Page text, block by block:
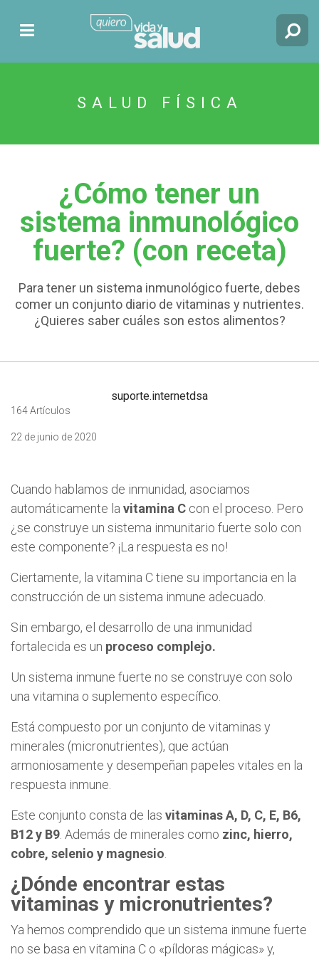
SALUD FÍSICA
¿Cómo tener un
sistema inmunológico
fuerte? (con receta)
Para tener un sistema inmunológico fuerte, debes
comer un conjunto diario de vitaminas y nutrientes.
¿Quieres saber cuáles son estos alimentos?
suporte.internetdsa
164 Artículos
22 de junio de 2020
Cuando hablamos de inmunidad, asociamos
automáticamente la vitamina C con el proceso. Pero
¿se construye un sistema inmunitario fuerte solo con
este componente? ¡La respuesta es no!
Ciertamente, la vitamina C tiene su importancia en la
construcción de un sistema inmune adecuado.
Sin embargo, el desarrollo de una inmunidad
fortalecida es un proceso complejo.
Un sistema inmune fuerte no se construye con solo
una vitamina o suplemento específico.
Está compuesto por un conjunto de vitaminas y
minerales (micronutrientes), que actúan
armoniosamente y desempeñan papeles vitales en la
respuesta inmune.
Este conjunto consta de las vitaminas A, D, C, E, B6,
B12 y B9 . Además de minerales como zinc, hierro,
cobre, selenio y magnesio
¿Dónde encontrar estas
vitaminas y micronutrientes?
Ya hemos comprendido que un sistema inmune fuerte
no se basa en vitamina C o «píldoras mágicas» y,